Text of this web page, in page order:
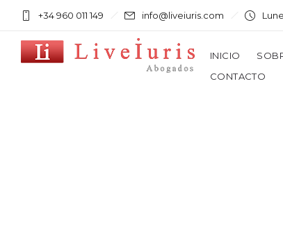
+34 960 011 149 info@liveiuris.com
INICIO
CONTACTO